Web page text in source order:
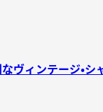
ヴィンテージ・シ